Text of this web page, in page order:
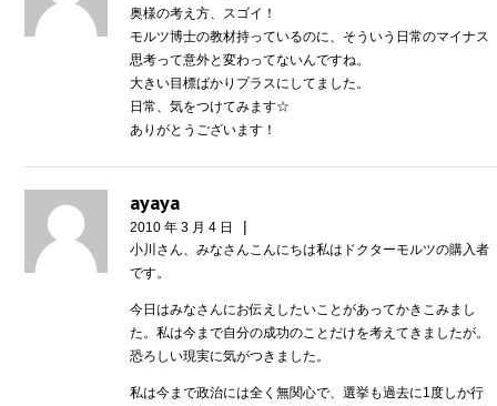
奥様の考え方、スゴイ！
モルツ博士の教材持っているのに、そういう日常のマイナス
思考って意外と変わってないんですね。
大きい目標ばかりプラスにしてました。
日常、気をつけてみます☆
ありがとうございます！
ayaya
2010 年 3 月 4 日 |
小川さん、みなさんこんにちは私はドクターモルツの購入者
です。
今日はみなさんにお伝えしたいことがあってかきこみまし
た。私は今まで自分の成功のことだけを考えてきましたが。
恐ろしい現実に気がつきました。
私は今まで政治には全く無関心で、選挙も過去に1度しか行